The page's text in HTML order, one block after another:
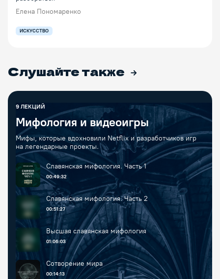
Елена Пономаренко
ИСКУССТВО
Слушайте также
9 ЛЕКЦИЙ
Мифология и видеоигры
Мифы, которые вдохновили Netflix и разработчиков игр
на легендарные проекты.
Славянская мифология. Часть 1
00:49:32
Славянская мифология. Часть 2
00:51:27
Высшая славянская мифология
01:06:03
Сотворение мира
00:14:13